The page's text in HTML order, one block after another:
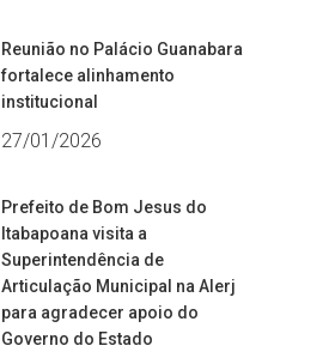
Reunião no Palácio Guanabara
fortalece alinhamento
institucional
27/01/2026
Prefeito de Bom Jesus do
Itabapoana visita a
Superintendência de
Articulação Municipal na Alerj
para agradecer apoio do
Governo do Estado